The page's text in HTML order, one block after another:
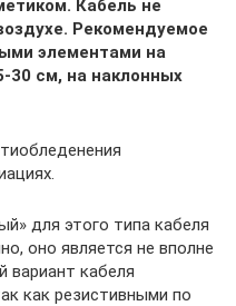
Кабель не
Рекомендуемое
элементами на
30 см, на наклонных
для этого типа кабеля
оно является не вполне
вариант кабеля
как резистивными по